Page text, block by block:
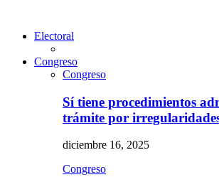
Electoral
Congreso
Congreso
Sí tiene procedimientos
trámite por
diciembre 16, 2025
Congreso